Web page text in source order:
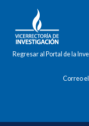
Regresar al Portal de la
Correo